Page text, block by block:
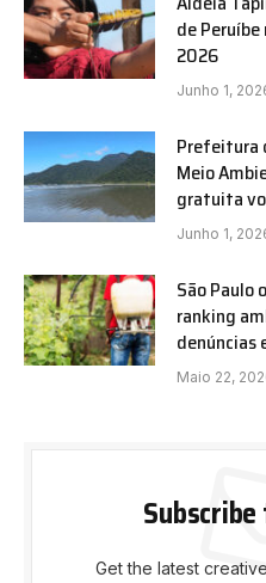
de
2026
Junho 1,
Prefeitura
Meio
gratuita
Junho 1,
São Paulo
ranking
denúncias
Maio 22,
Get the latest